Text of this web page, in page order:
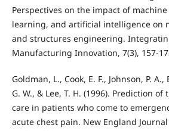
Perspectives on the impact of
learning, and artificial intelligence on
and structures engineering.
Manufacturing Innovation, 7(3), 157-
Goldman, L., Cook, E. F., Johnson, P.
G. W., & Lee, T. H. (1996). Prediction
care in patients who come to
acute chest pain. New England